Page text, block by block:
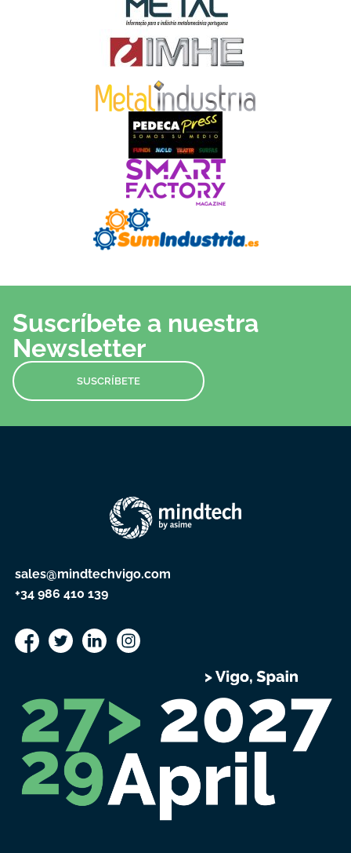
Suscríbete a nuestra
Newsletter
SUSCRÍBETE
sales@mindtechvigo.com
+34 986 410 139